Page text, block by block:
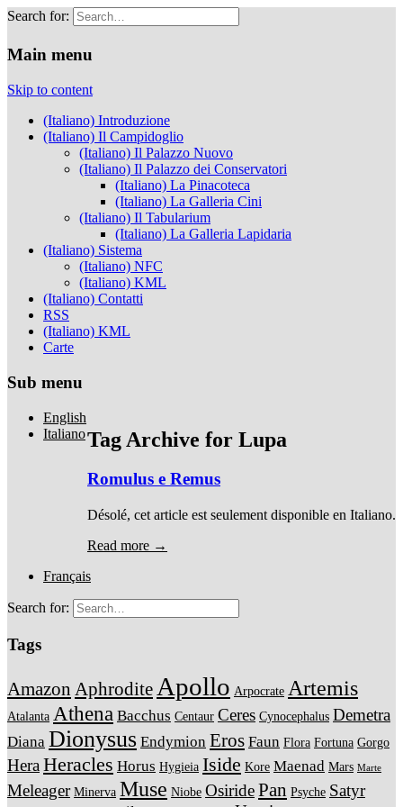
Search for:
Musei Capitolini
Main menu
Skip to content
(Italiano) Introduzione
(Italiano) Il Campidoglio
(Italiano) Il Palazzo Nuovo
(Italiano) Il Palazzo dei Conservatori
(Italiano) La Pinacoteca
(Italiano) La Galleria Cini
(Italiano) Il Tabularium
(Italiano) La Galleria Lapidaria
(Italiano) Sistema
(Italiano) NFC
(Italiano) KML
(Italiano) Contatti
RSS
(Italiano) KML
Carte
Sub menu
Tag Archive for Lupa
Romulus e Remus
Désolé, cet article est seulement disponible en Italiano.
Read more →
English
Italiano
Français
Search for:
Tags
Amazon Aphrodite Apollo Arpocrate Artemis
Atalanta Athena Bacchus Centaur Ceres Cynocephalus Demetra
Diana Dionysus Endymion Eros Faun Flora Fortuna Gorgo
Hera Heracles Horus Hygieia Iside Kore Maenad Mars Marte
Meleager Minerva Muse Niobe OsiridePan Psyche Satyr